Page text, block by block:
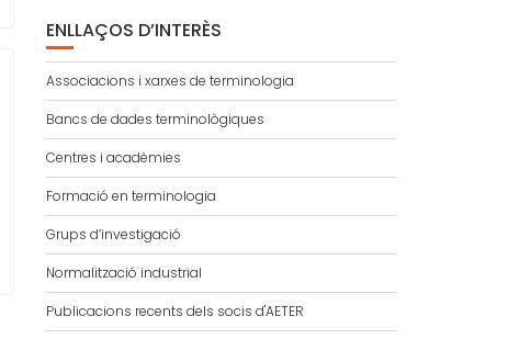
ENLLAÇOS D’INTERÈS
Associacions i xarxes de terminologia
Bancs de dades terminològiques
Centres i acadèmies
Formació en terminologia
Grups d’investigació
Normalització industrial
Publicacions recents dels socis d'AETER